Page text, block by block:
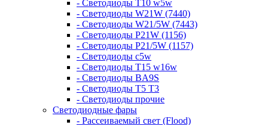
- Светодиоды T10 w5w
- Светодиоды W21W (7440)
- Светодиоды W21/5W (7443)
- Светодиоды P21W (1156)
- Светодиоды P21/5W (1157)
- Светодиоды c5w
- Светодиоды T15 w16w
- Светодиоды BA9S
- Светодиоды T5 T3
- Светодиоды прочие
Светодиодные фары
- Рассеиваемый свет (Flood)